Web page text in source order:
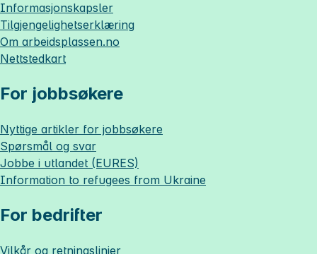
Informasjonskapsler
Tilgjengelighetserklæring
Om arbeidsplassen.no
Nettstedkart
For jobbsøkere
Nyttige artikler for jobbsøkere
Spørsmål og svar
Jobbe i utlandet (EURES)
Information to refugees from Ukraine
For bedrifter
Vilkår og retningslinjer